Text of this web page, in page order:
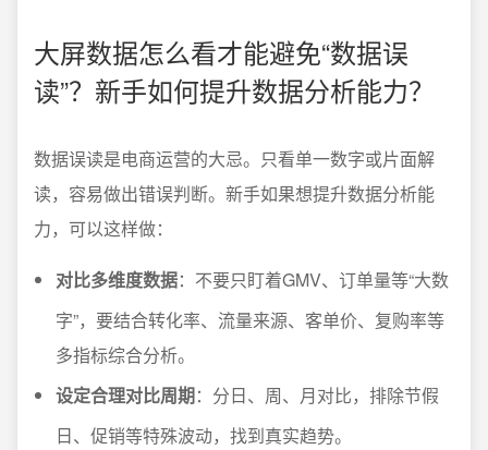
大屏数据怎么看才能避免“数据误
读”？新手如何提升数据分析能力？
数据误读是电商运营的大忌。只看单一数字或片面解
读，容易做出错误判断。新手如果想提升数据分析能
力，可以这样做：
对比多维度数据：不要只盯着GMV、订单量等“大数
字”，要结合转化率、流量来源、客单价、复购率等
多指标综合分析。
设定合理对比周期：分日、周、月对比，排除节假
日、促销等特殊波动，找到真实趋势。